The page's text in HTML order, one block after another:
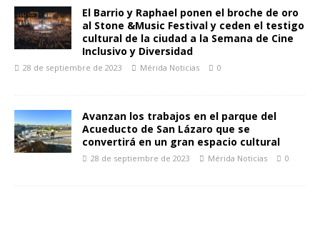
El Barrio y Raphael ponen el broche de oro
al Stone &Music Festival y ceden el testigo
cultural de la ciudad a la Semana de Cine
Inclusivo y Diversidad
28 de septiembre de 2023 Mérida Noticias 0
Avanzan los trabajos en el parque del
Acueducto de San Lázaro que se
convertirá en un gran espacio cultural
28 de septiembre de 2023 Mérida Noticias 0